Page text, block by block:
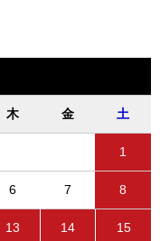
木 金 土
1
6 7 8
13 14 15